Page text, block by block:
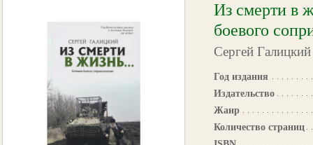
Из смерти в
боевого
Сергей Галицкий
Год издания
Издательство
Жанр
Количество страниц